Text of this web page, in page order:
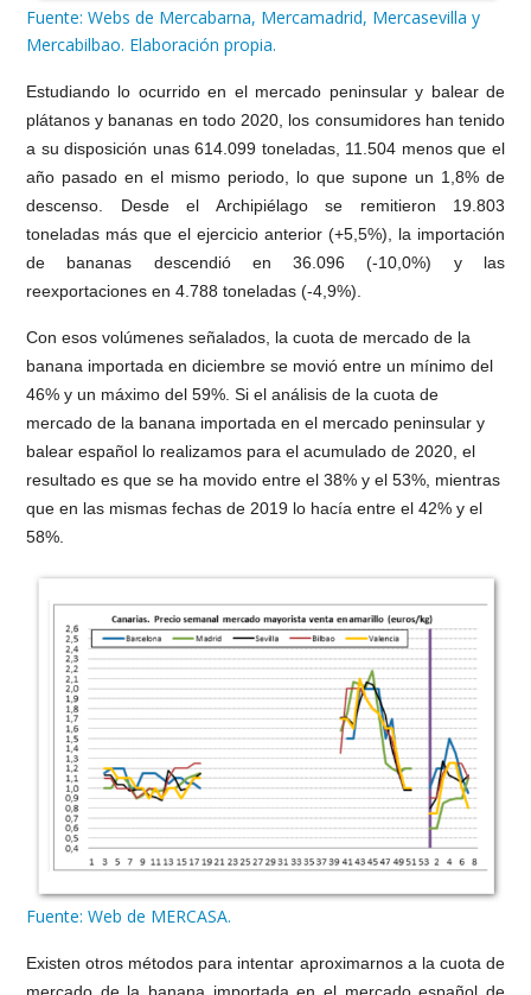
Fuente: Webs de Mercabarna, Mercamadrid, Mercasevilla y
Mercabilbao. Elaboración propia.
Estudiando lo ocurrido en el mercado peninsular y balear de
plátanos y bananas en todo 2020, los consumidores han tenido
a su disposición unas 614.099 toneladas, 11.504 menos que el
año pasado en el mismo periodo, lo que supone un 1,8% de
descenso. Desde el Archipiélago se remitieron 19.803
toneladas más que el ejercicio anterior (+5,5%), la importación
de bananas descendió en 36.096 (-10,0%) y las
reexportaciones en 4.788 toneladas (-4,9%).
Con esos volúmenes señalados, la cuota de mercado de la
banana importada en diciembre se movió entre un mínimo del
46% y un máximo del 59%. Si el análisis de la cuota de
mercado de la banana importada en el mercado peninsular y
balear español lo realizamos para el acumulado de 2020, el
resultado es que se ha movido entre el 38% y el 53%, mientras
que en las mismas fechas de 2019 lo hacía entre el 42% y el
58%.
Fuente: Web de MERCASA.
Existen otros métodos para intentar aproximarnos a la cuota de